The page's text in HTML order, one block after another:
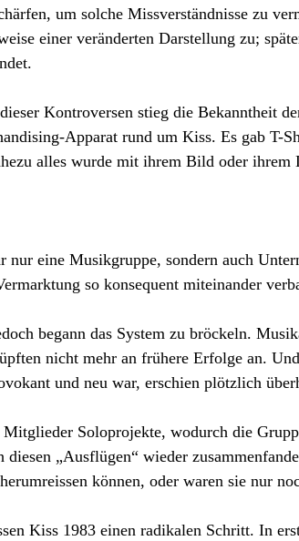
um solche Missverständnisse zu
einer veränderten Darstellung zu;
Kontroversen stieg die Bekanntheit
Apparat rund um Kiss. Es gab T-
alles wurde mit ihrem Bild oder ihrem
nur eine Musikgruppe, sondern auch
so konsequent miteinander
begann das System zu bröckeln.
nicht mehr an frühere Erfolge an.
und neu war, erschien plötzlich
Soloprojekte, wodurch die
diesen „Ausflügen“ wieder
können, oder waren sie nur
Kiss 1983 einen radikalen Schritt. In